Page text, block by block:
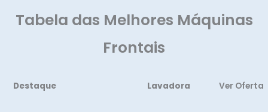
Tabela das Melhores Máquinas
Frontais
Destaque Lavadora Ver Oferta